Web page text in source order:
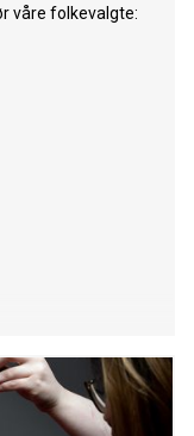
våre folkevalgte: